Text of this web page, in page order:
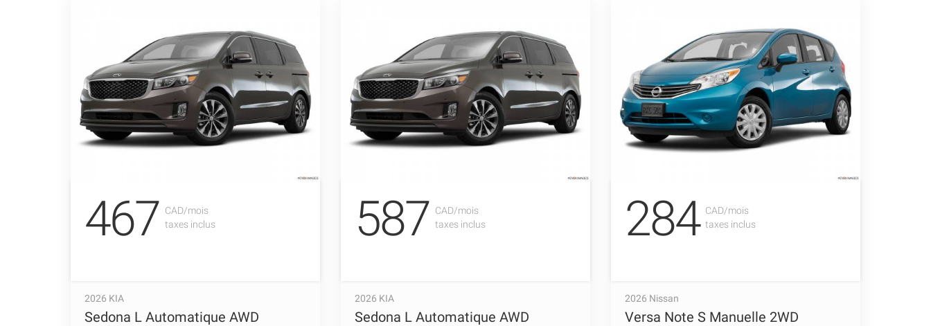
467 CAD/mois
taxes inclus
2026 KIA
Sedona L Automatique AWD
587 CAD/mois
taxes inclus
2026 KIA
Sedona L Automatique AWD
284 CAD/mois
taxes inclus
2026 Nissan
Versa Note S Manuelle 2WD